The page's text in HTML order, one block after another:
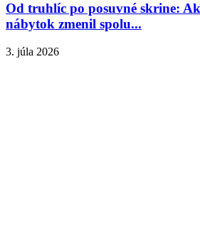
Od truhlíc po posuvné skrine:
nábytok zmenil spolu...
3. júla 2026